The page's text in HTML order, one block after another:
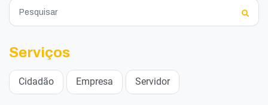
Serviços
Cidadão Empresa Servidor